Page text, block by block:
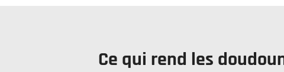
Ce qui rend les